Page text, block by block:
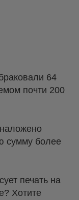
64
почти 200
сумму более
печать на
Хотите